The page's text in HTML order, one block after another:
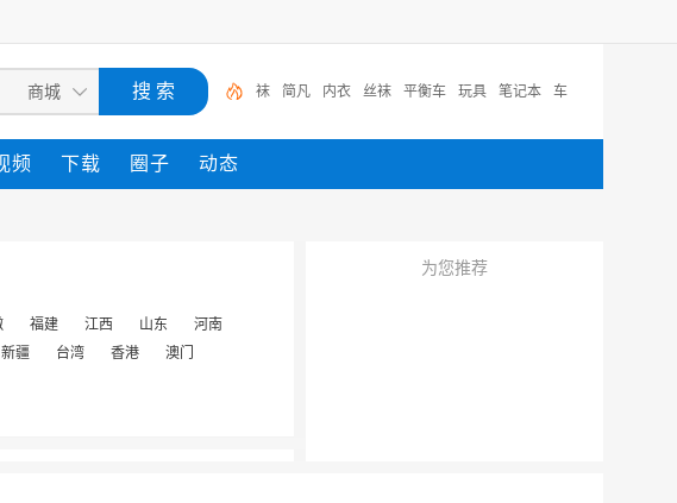
袜 简凡 内衣 丝袜 平衡车 玩具 笔记本 车
频 下载 圈子 动态
福建 江西 山东
河南
新疆 台湾 香港 澳门
为您推荐